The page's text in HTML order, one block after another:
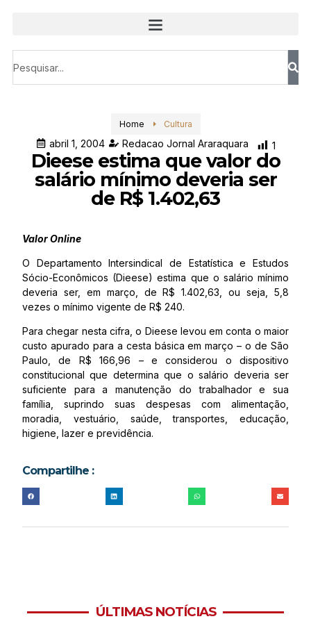
Home Cultura
abril 1, 2004 Redacao Jornal Araraquara 1
Dieese estima que valor do
salário mínimo deveria ser
de R$ 1.402,63
Valor Online
O Departamento Intersindical de Estatística e Estudos
Sócio-Econômicos (Dieese) estima que o salário mínimo
deveria ser, em março, de R$ 1.402,63, ou seja, 5,8
vezes o mínimo vigente de R$ 240.
Para chegar nesta cifra, o Dieese levou em conta o maior
custo apurado para a cesta básica em março – o de São
Paulo, de R$ 166,96 – e considerou o dispositivo
constitucional que determina que o salário deveria ser
suficiente para a manutenção do trabalhador e sua
família, suprindo suas despesas com alimentação,
moradia, vestuário, saúde, transportes, educação,
higiene, lazer e previdência.
Compartilhe :
ÚLTIMAS NOTÍCIAS